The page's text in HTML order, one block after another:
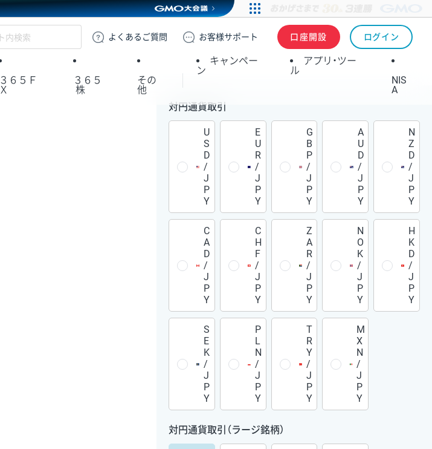
GMOクリック証券
よくある ご質問 お客様サポート 口座開設 ログイン
３６５Ｆ
Ｘ
３６５
株
その
他
キャンペー
ン
アプリ・ツー
ル
NIS
A
対円通貨取引
U
S
D
/
J
P
Y
E
U
R
/
J
P
Y
G
B
P
/
J
P
Y
A
U
D
/
J
P
Y
N
Z
D
/
J
P
Y
C
A
D
/
J
P
Y
C
H
F
/
J
P
Y
Z
A
R
/
J
P
Y
N
O
K
/
J
P
Y
H
K
D
/
J
P
Y
S
E
K
/
J
P
Y
P
L
N
/
J
P
Y
T
R
Y
/
J
P
Y
M
X
N
/
J
P
Y
対円通貨取引（ラージ銘柄）